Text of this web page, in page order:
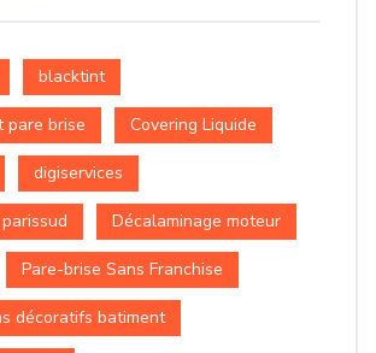
blacktint
pare brise Covering Liquide
digiservices
Décalaminage moteur
Pare-brise Sans Franchise
décoratifs batiment